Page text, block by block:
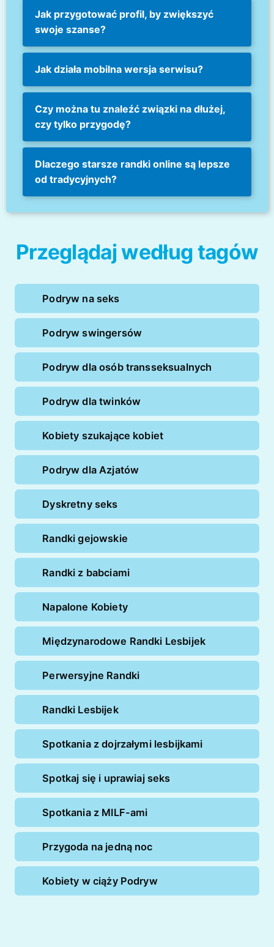
Jak przygotować profil, by zwiększyć
swoje szanse?
Jak działa mobilna wersja serwisu?
Czy można tu znaleźć związki na dłużej,
czy tylko przygodę?
Dlaczego starsze randki online są lepsze
od tradycyjnych?
Przeglądaj według tagów
Podryw na seks
Podryw swingersów
Podryw dla osób transseksualnych
Podryw dla twinków
Kobiety szukające kobiet
Podryw dla Azjatów
Dyskretny seks
Randki gejowskie
Randki z babciami
Napalone Kobiety
Międzynarodowe Randki Lesbijek
Perwersyjne Randki
Randki Lesbijek
Spotkania z dojrzałymi lesbijkami
Spotkaj się i uprawiaj seks
Spotkania z MILF-ami
Przygoda na jedną noc
Kobiety w ciąży Podryw